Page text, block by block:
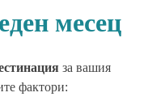
месец
за вашия
фактори: